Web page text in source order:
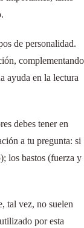
de personalidad.
complementando
ayuda en la lectura
debes tener en
a tu pregunta: si
los bastos (fuerza y
tal vez, no suelen
por esta